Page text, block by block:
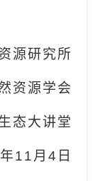
源研究所
资源学会
态大讲堂
年11 月 4 日